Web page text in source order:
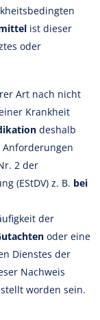
ist dieser
oder
Art nach nicht
Krankheit
deshalb
2 der
(EStDV) z. B. bei
der
oder eine
Dienstes der
Nachweis
worden sein.